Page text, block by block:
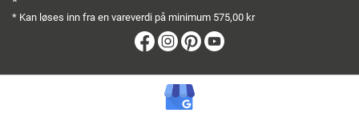
* Kan løses inn fra en vareverdi på minimum 575,00 kr
Facebook
Instagram
Pinterest